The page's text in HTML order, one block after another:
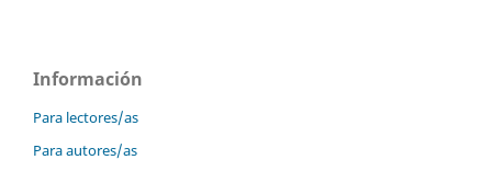
Información
Para lectores/as
Para autores/as